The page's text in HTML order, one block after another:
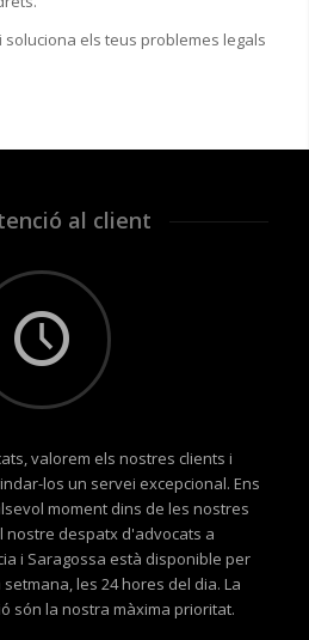
i soluciona els teus problemes legals
al client
valorem els nostres clients i
los un servei excepcional. Ens
moment dins de les nostres
nostre despatx d'advocats a
i Saragossa està disponible per
les 24 hores del dia. La
són la nostra màxima prioritat.